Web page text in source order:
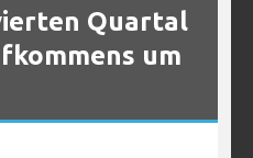
Quartal
um